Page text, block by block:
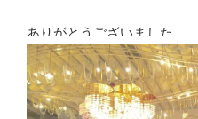
ありがとうございました。